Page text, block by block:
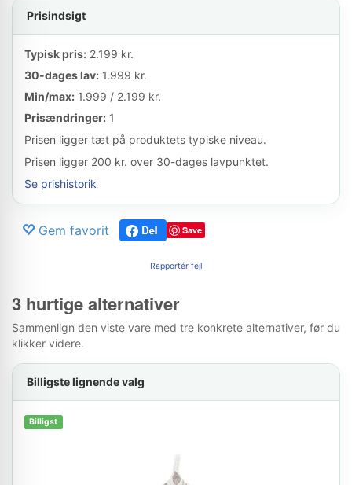
Prisindsigt
Typisk pris: 2.199 kr.
30-dages lav: 1.999 kr.
Min/max: 1.999 / 2.199 kr.
Prisændringer: 1
Prisen ligger tæt på produktets typiske niveau.
Prisen ligger 200 kr. over 30-dages lavpunktet.
Se prishistorik
Gem favorit Save
Rapportér fejl
3 hurtige alternativer
Sammenlign den viste vare med tre konkrete alternativer, før du
klikker videre.
Billigste lignende valg
Billigst